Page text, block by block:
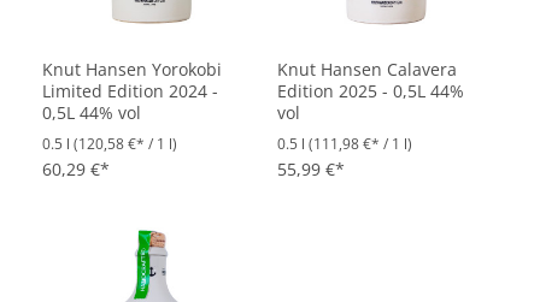
Knut Hansen Yorokobi
Limited Edition 2024 -
0,5L 44% vol
0.5 l (120,58 €* / 1 l)
60,29 €*
Knut Hansen Calavera
Edition 2025 - 0,5L 44%
vol
0.5 l (111,98 €* / 1 l)
55,99 €*